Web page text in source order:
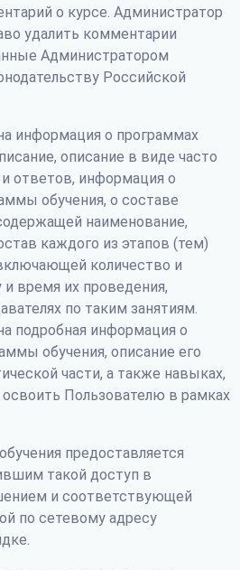
о курсе. Администратор
удалить комментарии
Администратором
Российской
информация о программах
описание в виде часто
ответов, информация о
обучения, о составе
наименование,
каждого из этапов (тем)
количество и
и время их проведения,
по таким занятиям.
подробная информация о
обучения, описание его
части, а также навыках,
Пользователю в рамках
предоставляется
такой доступ в
и соответствующей
по сетевому адресу